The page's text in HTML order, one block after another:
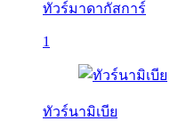
ทัวร์มาดากัสการ์
1
ทัวร์นามิเบีย